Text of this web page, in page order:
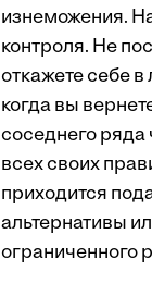
изнеможения.
контроля. Не
откажете себе
когда вы
соседнего ряда
всех своих
приходится
альтернативы
ограниченного